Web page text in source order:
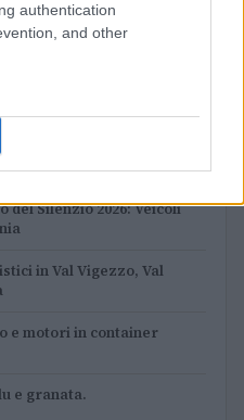
authentication
and other
ecosistema per
del Silenzio 2026: Veicoli
in Val Vigezzo, Val
e motori in container
e granata.